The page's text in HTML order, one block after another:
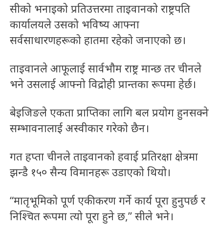
सीको भनाइको प्रतिउत्तरमा ताइवानको राष्ट्रपति
कार्यालयले उसको भविष्य आफ्ना
सर्वसाधारणहरूको हातमा रहेको जनाएको छ।
ताइवानले आफूलाई सार्वभौम राष्ट्र मान्छ तर चीनले
भने उसलाई आफ्नो विद्रोही प्रान्तका रूपमा हेर्छ।
बेइजिङले एकता प्राप्तिका लागि बल प्रयोग हुनसक्ने
सम्भावनालाई अस्वीकार गरेको छैन।
गत हप्ता चीनले ताइवानको हवाई प्रतिरक्षा क्षेत्रमा
झन्डै १५० सैन्य विमानहरू उडाएको थियो।
“मातृभूमिको पूर्ण एकीकरण गर्ने कार्य पूरा हुनुपर्छ र
निश्चित रूपमा त्यो पूरा हुने छ,” सीले भने।